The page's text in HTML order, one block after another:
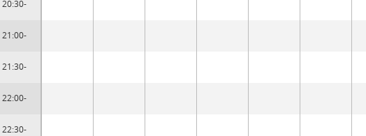
20:30-
21:00-
21:30-
22:00-
22:30-